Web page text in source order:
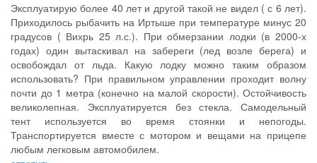
Эксплуатирую более 40 лет и другой такой не видел ( с 6 лет).
Приходилось рыбачить на Иртыше при температуре минус 20
градусов ( Вихрь 25 л.с.). При обмерзании лодки (в 2000-х
годах) один вытаскивал на забереги (лед возле берега) и
освобождал от льда. Какую лодку можно таким образом
использовать? При правильном управлении проходит волну
почти до 1 метра (конечно на малой скорости). Остойчивость
великолепная. Эксплуатируется без стекла. Самодельный
тент используется во время стоянки и непогоды.
Транспортируется вместе с мотором и вещами на прицепе
любым легковым автомобилем.